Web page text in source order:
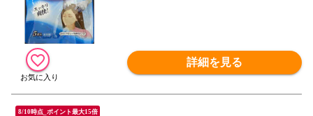
詳細を見る
8/10時点_ポイント最大15倍